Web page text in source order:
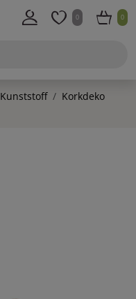
0 0
Kunststoff
Korkdeko